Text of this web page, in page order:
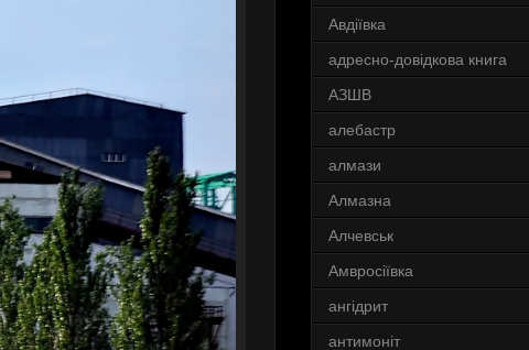
Авдіївка
адресно-довідкова книга
АЗШВ
алебастр
алмази
Алмазна
Алчевськ
Амвросіївка
ангідрит
антимоніт